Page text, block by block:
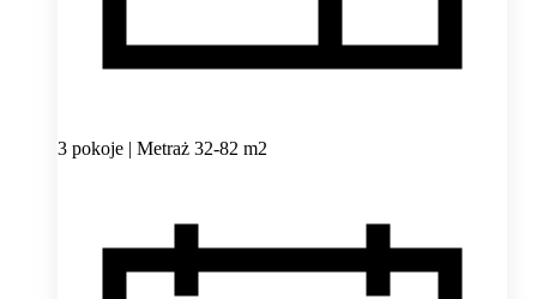
3 pokoje | Metraż 32-82 m2